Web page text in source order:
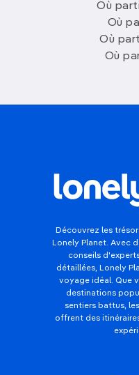
Où
Où
Où
Où
Découvrez les
Lonely Planet. Avec
conseils
détaillées, Lonely
voyage idéal. Que
destinations
sentiers battus,
offrent des